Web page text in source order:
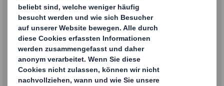
Berufsbezeichnung